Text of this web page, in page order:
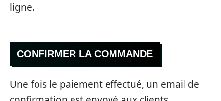
ligne.
CONFIRMER LA COMMANDE
Une fois le paiement effectué, un email de